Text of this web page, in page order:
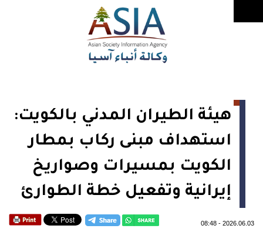
هيئة الطيران المدني بالكويت:
استهداف مبنى ركاب بمطار
الكويت بمسيرات وصواريخ
إيرانية وتفعيل خطة الطوارئ
2026.06.03
-
08:48